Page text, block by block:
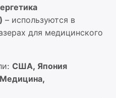
– используются в
для медицинского
США, Япония
Медицина,